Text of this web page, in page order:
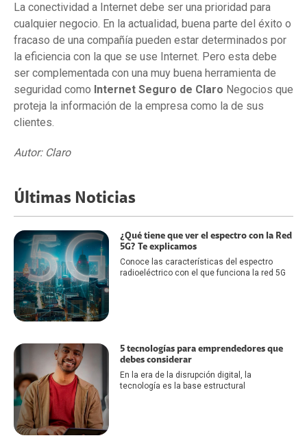
La conectividad a Internet debe ser una prioridad para
cualquier negocio. En la actualidad, buena parte del éxito o
fracaso de una compañía pueden estar determinados por
la eficiencia con la que se use Internet. Pero esta debe
ser complementada con una muy buena herramienta de
seguridad como Internet Seguro de Claro Negocios que
proteja la información de la empresa como la de sus
clientes.
Autor: Claro
Últimas Noticias
¿Qué tiene que ver el espectro con la Red
5G? Te explicamos
Conoce las características del espectro
radioeléctrico con el que funciona la red 5G
5 tecnologías para emprendedores que
debes considerar
En la era de la disrupción digital, la
tecnología es la base estructural